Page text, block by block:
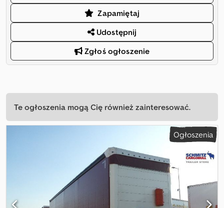
Zapamiętaj
Udostępnij
Zgłoś ogłoszenie
Te ogłoszenia mogą Cię również zainteresować.
Ogłoszenia